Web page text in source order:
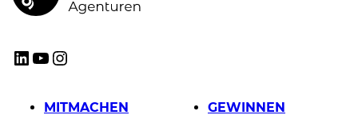
LinkedIn
YouTube
Instagram
MITMACHEN
GEWINNEN